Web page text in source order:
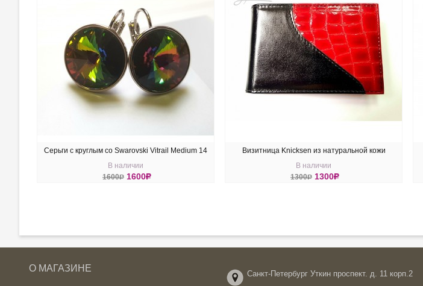
Серьги с круглым со Swarovski Vitrail Medium 14
мм
В наличии
1600R 1600R
Визитница Knicksen из натуральной кожи
В наличии
1300R 1300R
О МАГАЗИНЕ
Санкт-Петербург Уткин проспект. д. 11 корп.2